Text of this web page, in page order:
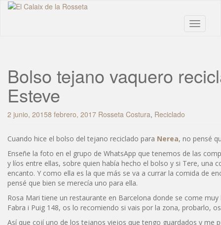
Skip
Toggle
Bolso tejano vaquero
Esteve
2 junio, 20158 febrero, 2017 Rosseta Costura, Reciclado
Cuando hice el bolso del tejano reciclado para Nerea, no pensé
Enseñe la foto en el grupo de WhatsApp que tenemos de las
y líos entre ellas, sobre quien había hecho el bolso y si Tere, una
encanto. Y como ella es la que más se va a currar la comida de
pensé que bien se merecía uno para ella.
Rosa Mari tiene un restaurante en Barcelona donde se come
Fabra i Puig 148, os lo recomiendo si vais por la zona, probarlo,
Así que cojí uno de los tejanos viejos que tengo guardados y me